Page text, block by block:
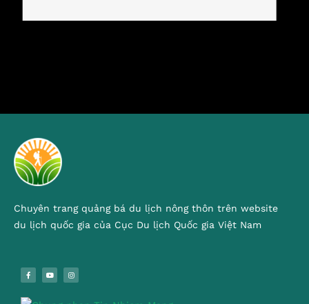
Chuyên trang quảng bá du lịch nông thôn trên website
du lịch quốc gia của Cục Du lịch Quốc gia Việt Nam